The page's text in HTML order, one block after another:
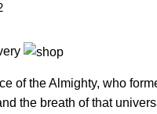
of the Almighty, who
the breath of that